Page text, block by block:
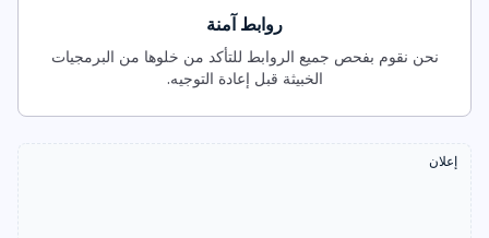
روابط آمنة
نحن نقوم بفحص جميع الروابط للتأكد من خلوها من البرمجيات
الخبيثة قبل إعادة التوجيه.
إعلان